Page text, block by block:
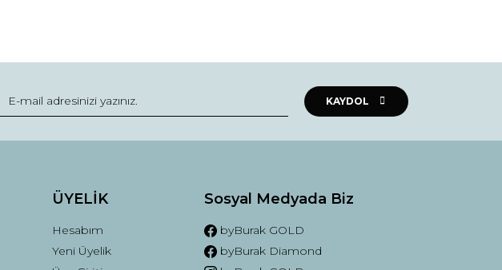
KAYDOL
ÜYELİK
Hesabım
Yeni Üyelik
Sosyal Medyada Biz
byBurak GOLD
byBurak Diamond